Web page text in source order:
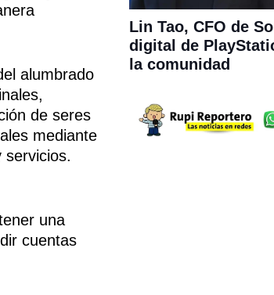
alumbrado
de seres
mediante
servicios.
una
cuentas
Lin Tao, CFO de
digital de
la comunidad